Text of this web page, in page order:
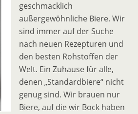
geschmacklich
außergewöhnliche Biere. Wir
sind immer auf der Suche
nach neuen Rezepturen und
den besten Rohstoffen der
Welt. Ein Zuhause für alle,
denen „Standardbiere“ nicht
genug sind. Wir brauen nur
Biere, auf die wir Bock haben